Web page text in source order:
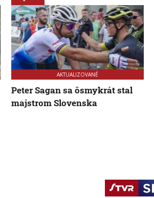
AKTUALIZOVANÉ
Peter Sagan sa ôsmykrát stal
majstrom Slovenska